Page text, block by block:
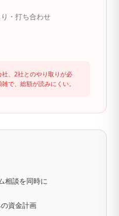
・打ち合わせ
、2社とのやり取りが必
で、総額が読みにくい。
相談を同時に
資金計画